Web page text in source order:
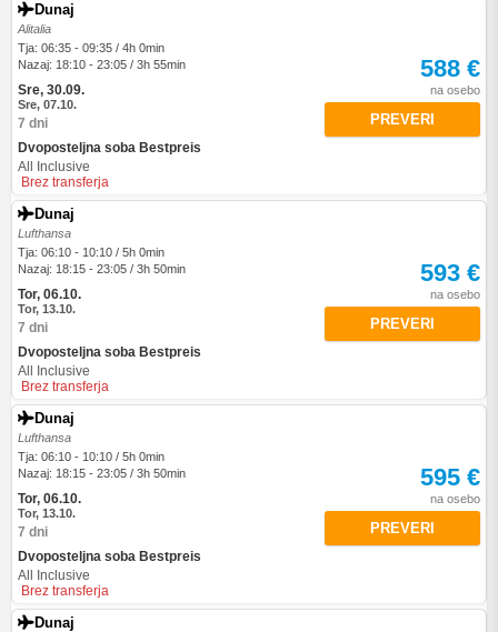
Dunaj
Alitalia
Tja: 06:35 - 09:35 / 4h 0min
Nazaj: 18:10 - 23:05 / 3h 55min
Sre, 30.09.
Sre, 07.10.
7 dni
Dvoposteljna soba Bestpreis
All Inclusive
Brez transferja
588 €
na osebo
PREVERI
Dunaj
Lufthansa
Tja: 06:10 - 10:10 / 5h 0min
Nazaj: 18:15 - 23:05 / 3h 50min
Tor, 06.10.
Tor, 13.10.
7 dni
Dvoposteljna soba Bestpreis
All Inclusive
Brez transferja
593 €
na osebo
PREVERI
Dunaj
Lufthansa
Tja: 06:10 - 10:10 / 5h 0min
Nazaj: 18:15 - 23:05 / 3h 50min
Tor, 06.10.
Tor, 13.10.
7 dni
Dvoposteljna soba Bestpreis
All Inclusive
Brez transferja
595 €
na osebo
PREVERI
Dunaj